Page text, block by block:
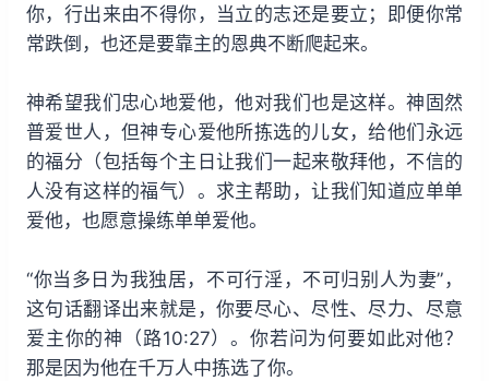
你，行出来由不得你，当立的志还是要立；即便你常
常跌倒，也还是要靠主的恩典不断爬起来。
神希望我们忠心地爱他，他对我们也是这样。神固然
普爱世人，但神专心爱他所拣选的儿女，给他们永远
的福分（包括每个主日让我们一起来敬拜他，不信的
人没有这样的福气）。求主帮助，让我们知道应单单
爱他，也愿意操练单单爱他。
“你当多日为我独居，不可行淫，不可归别人为妻”，
这句话翻译出来就是，你要尽心、尽性、尽力、尽意
爱主你的神（路10:27）。你若问为何要如此对他？
那是因为他在千万人中拣选了你。